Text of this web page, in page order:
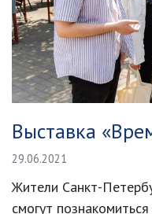
Выставка
29.06.2021
Жители Санкт-
смогут